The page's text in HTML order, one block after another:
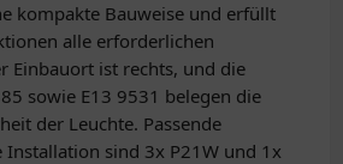
kompakte Bauweise und erfüllt
alle erforderlichen
Einbauort ist rechts, und die
sowie E13 9531 belegen die
der Leuchte. Passende
sind 3x P21W und 1x